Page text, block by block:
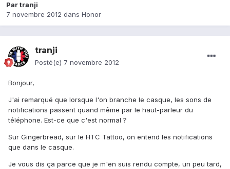
Partranji
7 novembre 2012 dans Honor
tranji
Posté(e) 7 novembre 2012
Bonjour,
J'ai remarqué que lorsque l'on branche le casque, les sons de
notifications passent quand même par le haut-parleur du
téléphone. Est-ce que c'est normal ?
Sur Gingerbread, sur le HTC Tattoo, on entend les notifications
que dans le casque.
Je vous dis ça parce que je m'en suis rendu compte, un peu tard,